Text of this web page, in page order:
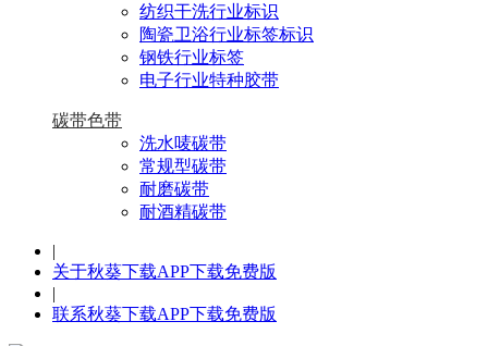
纺织干洗行业标识
陶瓷卫浴行业标签标识
钢铁行业标签
电子行业特种胶带
碳带色带
洗水唛碳带
常规型碳带
耐磨碳带
耐酒精碳带
|
关于秋葵下载APP下载免费版
|
联系秋葵下载APP下载免费版